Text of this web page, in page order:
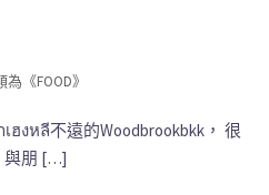
為《FOOD》
ฮงหลี不遠的Woodbrookbkk， 很
與朋 […]